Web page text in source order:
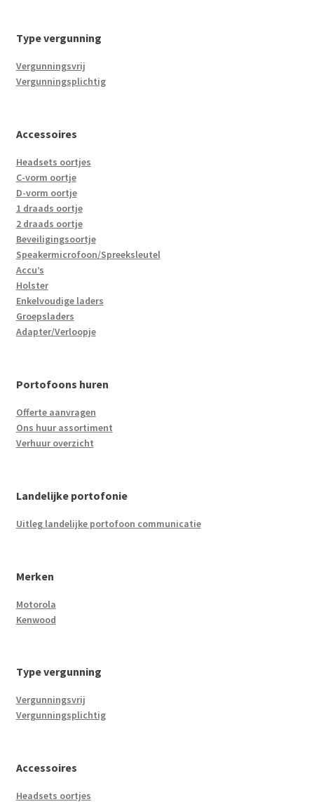
Type vergunning
Vergunningsvrij
Vergunningsplichtig
Accessoires
Headsets oortjes
C-vorm oortje
D-vorm oortje
1 draads oortje
2 draads oortje
Beveiligingsoortje
Speakermicrofoon/Spreeksleutel
Accu’s
Holster
Enkelvoudige laders
Groepsladers
Adapter/Verloopje
Portofoons huren
Offerte aanvragen
Ons huur assortiment
Verhuur overzicht
Landelijke portofonie
Uitleg landelijke portofoon communicatie
Merken
Motorola
Kenwood
Type vergunning
Vergunningsvrij
Vergunningsplichtig
Accessoires
Headsets oortjes